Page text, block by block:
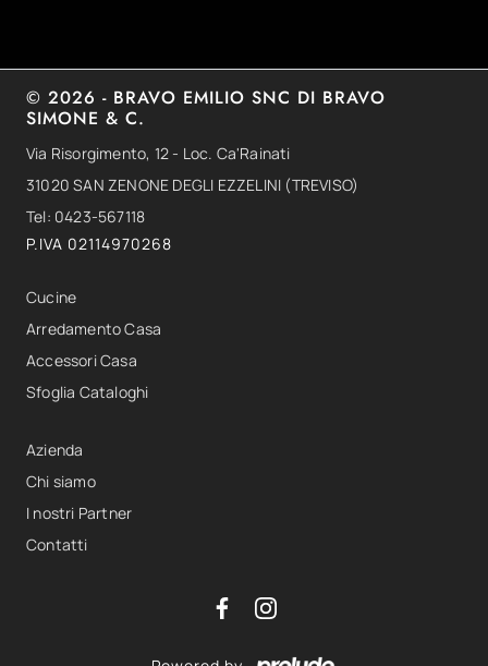
© 2026 - BRAVO EMILIO SNC DI BRAVO
SIMONE & C.
Via Risorgimento, 12 - Loc. Ca'Rainati
31020 SAN ZENONE DEGLI EZZELINI (TREVISO)
Tel: 0423-567118
P.IVA 02114970268
Cucine
Arredamento Casa
Accessori Casa
Sfoglia Cataloghi
Azienda
Chi siamo
I nostri Partner
Contatti